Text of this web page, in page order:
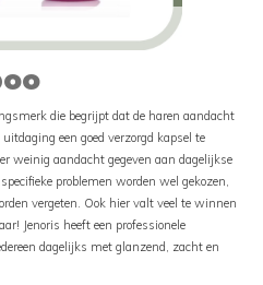
die begrijpt dat de haren aandacht
een goed verzorgd kapsel te
weinig aandacht gegeven aan dagelijkse
problemen worden wel gekozen,
vergeten. Ook hier valt veel te winnen
Jenoris heeft een professionele
dagelijks met glanzend, zacht en